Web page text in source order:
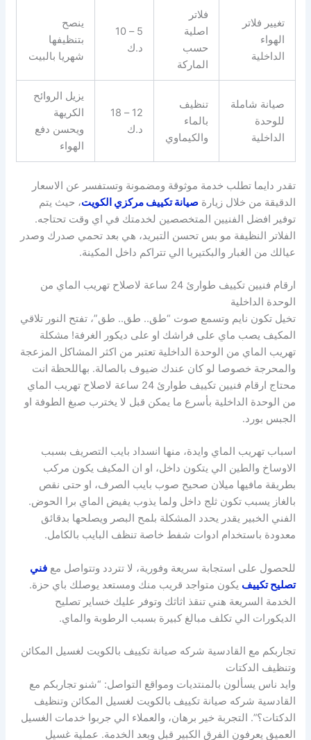
تغيير فلاتر
الهواء
الداخلية
فلاتر
اصلية
حسب
الماركة
5 – 10
د.ك
ينصح
بتنظيفها
شهريا بالبيت
صيانة شاملة
للوحدة
الداخلية
تنظيف
بالماء
والكيماوي
12 – 18
د.ك
يزيل الروائح
الكريهة
ويحسن دفع
الهواء
تقدر دايما تطلب خدمة موثوقة ومضمونة وتستفسر عن الاسعار
الدقيقة من خلال زيارةصيانة تكييف مركزي الكويت، حيث يتم
توفير افضل الفنيين المتخصصين لخدمتك في اي وقت تحتاجه.
الفلاتر النظيفة مو بس تحسن التبريد، هي بعد تحمي صدرك وصدر
عيالك من الغبار والبكتيريا الي تتراكم داخل المكينة.
ارقام فنيين تكييف طوارئ 24 ساعة لاصلاح تهريب الماي من
الوحدة الداخلية
تخيل تكون نايم وتسمع صوت “طق.. طق.. طق”، تفتح النور تلاقي
المكيف يصب ماي على فراشك او على ديكور الغرفة! مشكلة
تهريب الماي من الوحدة الداخلية تعتبر من اكثر المشاكل المزعجة
والمحرجة خصوصا لو كان عندك ضيوف بالصالة. بهاللحظة انت
محتاج ارقام فنيين تكييف طوارئ 24 ساعة لاصلاح تهريب الماي
من الوحدة الداخلية بأسرع ما يمكن قبل لا يخترب صبغ الطوفة او
الجبس بورد.
اسباب تهريب الماي وايدة، منها انسداد بايب التصريف بسبب
الاوساخ والطين الي يتكون داخل، او ان المكيف يكون مركب
بطريقة مافيها ميلان صحيح صوب بايب الصرف، او حتى نقص
بالغاز يسبب تكون ثلج داخل ولما يذوب يفيض الماي برا الحوض.
الفني الخبير يقدر يحدد المشكلة بلمح البصر ويصلحها بدقائق
معدودة باستخدام ادوات شفط خاصة تنظف البايب بالكامل.
للحصول على استجابة سريعة وفورية، لا تتردد وتتواصل معفني
تصليح تكييف يكون متواجد قريب منك ومستعد يوصلك باي حزة.
الخدمة السريعة هني تنقذ اثاثك وتوفر عليك خساير تصليح
الديكورات الي تكلف مبالغ كبيرة بسبب الرطوبة والماي.
تجاربكم مع القادسية شركه صيانة تكييف بالكويت لغسيل المكائن
وتنظيف الدكتات
وايد ناس يسألون بالمنتديات ومواقع التواصل: “شنو تجاربكم مع
القادسية شركه صيانة تكييف بالكويت لغسيل المكائن وتنظيف
الدكتات؟”. التجربة خير برهان، والعملاء الي جربوا خدمات الغسيل
العميق يعرفون الفرق الكبير قبل وبعد الخدمة. عملية غسيل